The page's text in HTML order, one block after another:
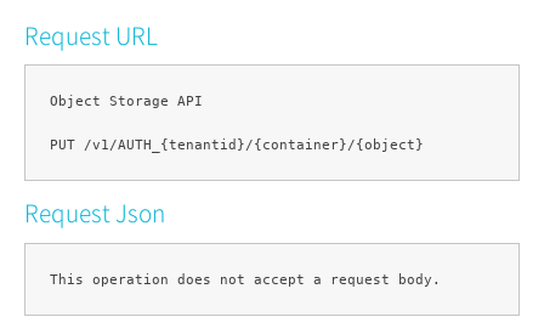
Request URL
Object Storage API
Request Json